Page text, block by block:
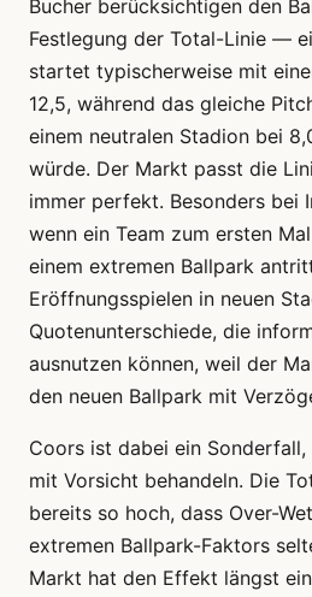
Bucher berücksichtigen den
Festlegung der Total-Linie —
startet typischerweise mit
12,5, während das gleiche
einem neutralen Stadion bei
würde. Der Markt passt die
immer perfekt. Besonders bei
wenn ein Team zum ersten
einem extremen Ballpark
Eröffnungsspielen in neuen
Quotenunterschiede, die
ausnutzen können, weil der
den neuen Ballpark mit
Coors ist dabei ein
mit Vorsicht behandeln. Die
bereits so hoch, dass Over-
extremen Ballpark-Faktors
Markt hat den Effekt längst